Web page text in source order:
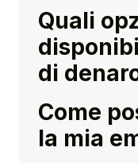
Quali
di
Come
la mia